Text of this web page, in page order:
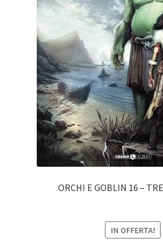
ORCHI E GOBLIN 16 –
IN OFFERTA!